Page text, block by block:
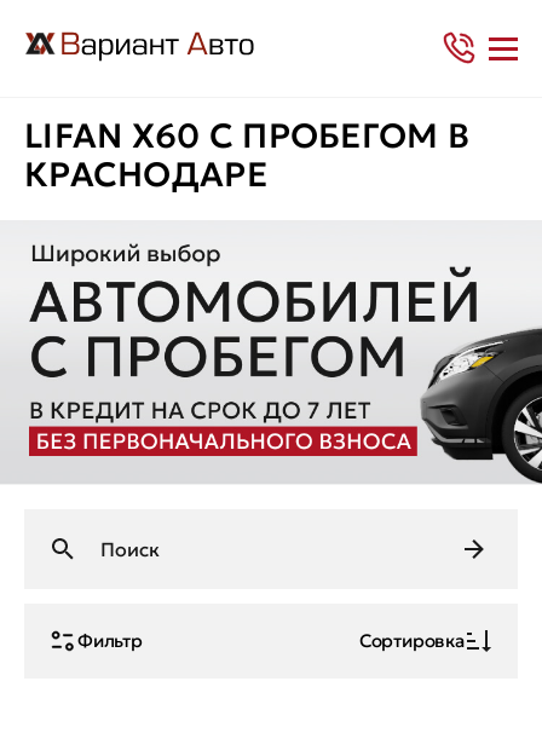
LIFAN X60 С ПРОБЕГОМ В
КРАСНОДАРЕ
Фильтр Сортировка